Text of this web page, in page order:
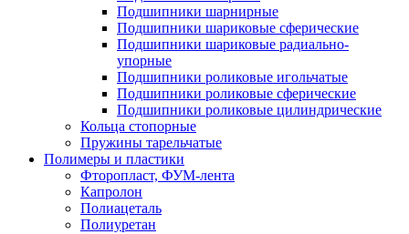
Подшипники шарнирные
Подшипники шариковые сферические
Подшипники шариковые радиально-
упорные
Подшипники роликовые игольчатые
Подшипники роликовые сферические
Подшипники роликовые цилиндрические
Кольца стопорные
Пружины тарельчатые
Полимеры и пластики
Фторопласт, ФУМ-лента
Капролон
Полиацеталь
Полиуретан